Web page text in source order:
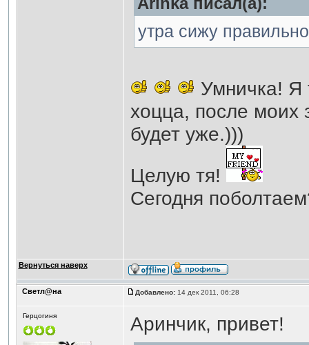
утра сижу
Умничка! Я
хоцца, после моих
будет уже.)))
Целую тя!
Сегодня
Вернуться наверх
Светл@на Добавлено:14 дек 2011, 06:28
Герцогиня Аринчик, привет!